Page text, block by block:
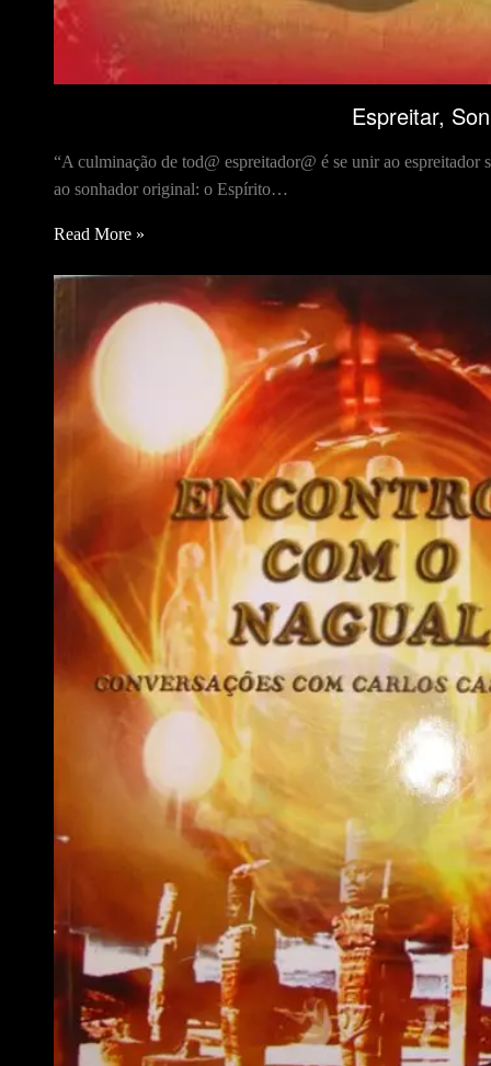
Espreitar,
“A culminação de tod@ espreitador@ é se unir ao
ao sonhador original: o Espírito…
Read More »